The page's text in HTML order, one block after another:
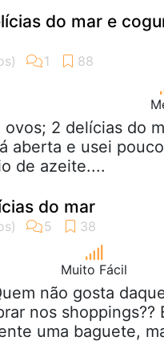
do mar e
ovos; 2 delícias do
aberta e usei
de azeite....
do mar
Muito Fácil
não gosta
nos shoppings??
uma baguete,